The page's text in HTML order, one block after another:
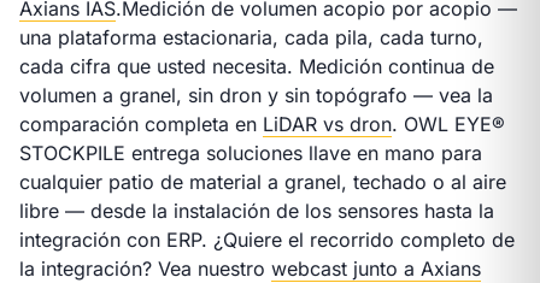
Axians IAS.Medición de volumen acopio por acopio —
una plataforma estacionaria, cada pila, cada turno,
cada cifra que usted necesita. Medición continua de
volumen a granel, sin dron y sin topógrafo — vea la
comparación completa en LiDAR vs dron. OWL EYE®
STOCKPILE entrega soluciones llave en mano para
cualquier patio de material a granel, techado o al aire
libre — desde la instalación de los sensores hasta la
integración con ERP. ¿Quiere el recorrido completo de
la integración? Vea nuestro webcast junto a Axians